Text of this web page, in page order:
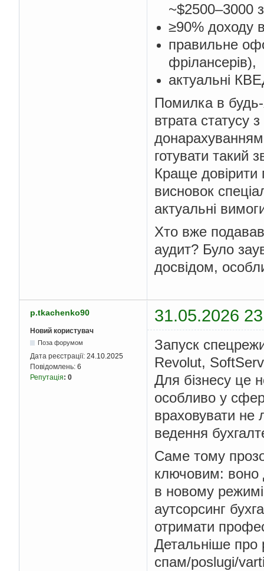
~$2500–3000
≥90% доходу
правильне
фрілансерів),
актуальні
Помилка в
втрата статусу
готувати такий
Краще довірити
висновок
актуальні
Хто вже
аудит? Було
досвідом,
p.tkachenko90 31.05.2026
Новий користувач
Поза форумом
Дата реєстрації: 24.10.2025
Повідомлень: 6
Репутація: 0
Запуск
Revolut,
Для бізнесу це
особливо у
враховувати не
ведення
Саме тому
ключовим: воно
в новому
аутсорсинг
отримати
Детальніше про
спам/poslugi/